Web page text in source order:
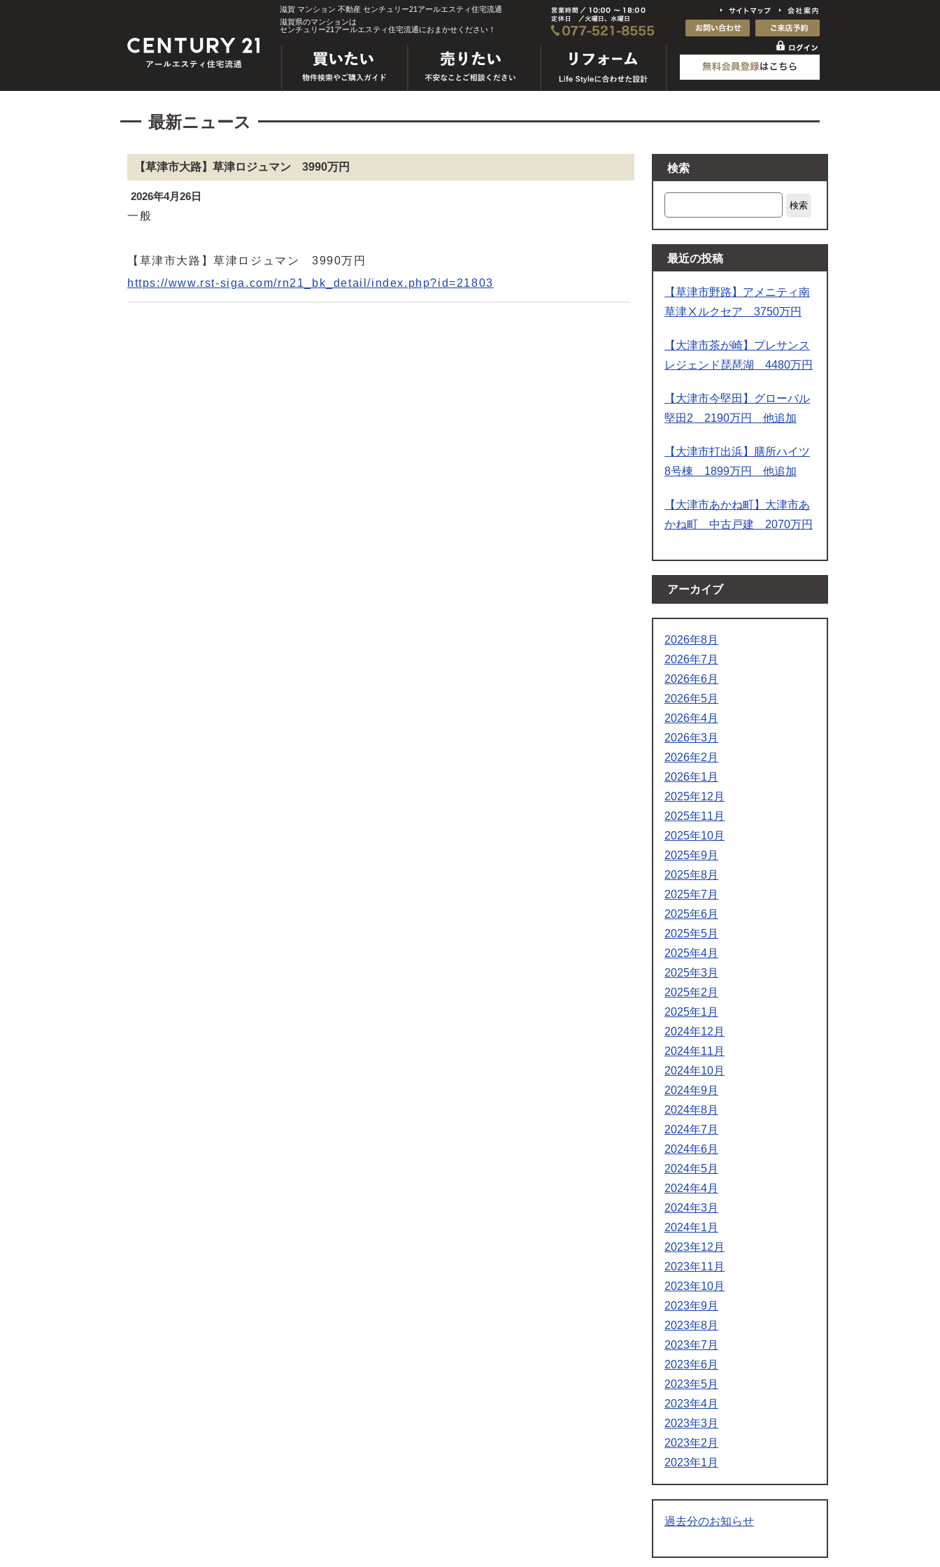
滋賀 マンション 不動産 センチュリー21アールエスティ住宅流通
滋賀県のマンションは
センチュリー21アールエスティ住宅流通におまかせください！
最新ニュース
【草津市大路】草津ロジュマン 3990万円
2026年4月26日
一般
【草津市大路】草津ロジュマン 3990万円
https://www.rst-siga.com/rn21_bk_detail/index.php?id=21803
検索
検索
最近の投稿
【草津市野路】アメニティ南
草津Ⅹルクセア 3750万円
【大津市茶が崎】プレサンス
レジェンド琵琶湖 4480万円
【大津市今堅田】グローバル
堅田2 2190万円 他追加
【大津市打出浜】膳所ハイツ
8号棟 1899万円 他追加
【大津市あかね町】大津市あ
かね町 中古戸建 2070万円
アーカイブ
2026年8月
2026年7月
2026年6月
2026年5月
2026年4月
2026年3月
2026年2月
2026年1月
2025年12月
2025年11月
2025年10月
2025年9月
2025年8月
2025年7月
2025年6月
2025年5月
2025年4月
2025年3月
2025年2月
2025年1月
2024年12月
2024年11月
2024年10月
2024年9月
2024年8月
2024年7月
2024年6月
2024年5月
2024年4月
2024年3月
2024年1月
2023年12月
2023年11月
2023年10月
2023年9月
2023年8月
2023年7月
2023年6月
2023年5月
2023年4月
2023年3月
2023年2月
2023年1月
過去分のお知らせ